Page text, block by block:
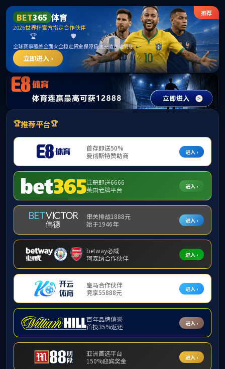
3044永利集团(中国)有限公司
中山大学 | 学院首页 | 本系首页 | 设为首页 | 加入收藏
课程建设
2023学